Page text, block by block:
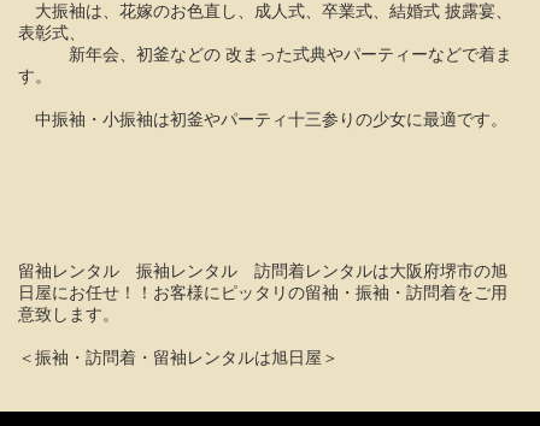
大振袖は、花嫁のお色直し、成人式、卒業式、結婚式 披露宴、
表彰式、
新年会、初釜などの 改まった式典やパーティーなどで着ま
す。
中振袖・小振袖は初釜やパーティ十三参りの少女に最適です。
留袖レンタル 振袖レンタル 訪問着レンタルは大阪府堺市の旭
日屋にお任せ！！お客様にピッタリの留袖・振袖・訪問着をご用
意致します。
＜振袖・訪問着・留袖レンタルは旭日屋＞